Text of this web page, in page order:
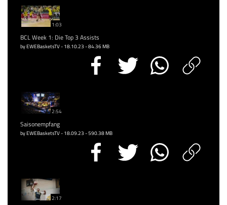
1:03
BCL Week 1: Die Top 3 Assists
by EWEBasketsTV - 18.10.23 - 84.36 MB
2:54
Saisonempfang
by EWEBasketsTV - 18.09.23 - 590.38 MB
2:17